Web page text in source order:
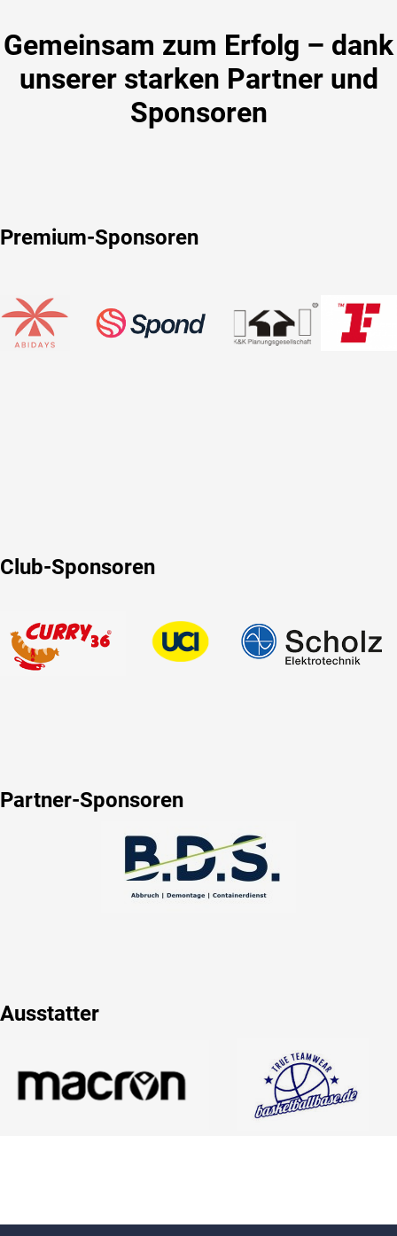
Gemeinsam zum Erfolg – dank
unserer starken Partner und
Sponsoren
Premium-Sponsoren
Club-Sponsoren
Partner-Sponsoren
Ausstatter